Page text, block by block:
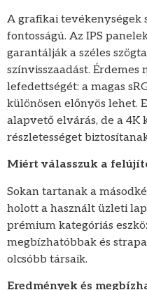
A grafikai tevékenységek
fontosságú. Az IPS
garantálják a széles
színvisszaadást. Érdemes
lefedettségét: a magas
különösen előnyös lehet.
alapvető elvárás, de a 4K
részletességet
Miért válasszuk a
Sokan tartanak a
holott a használt üzleti
prémium kategóriás
megbízhatóbbak és
olcsóbb társaik.
Eredmények és